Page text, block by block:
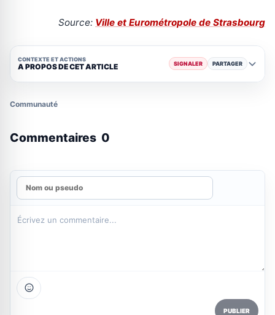
Source: Ville et Eurométropole de Strasbourg
CONTEXTE ET ACTIONS
A PROPOS DE CET ARTICLE SIGNALER PARTAGER
Communauté
Commentaires 0
PUBLIER